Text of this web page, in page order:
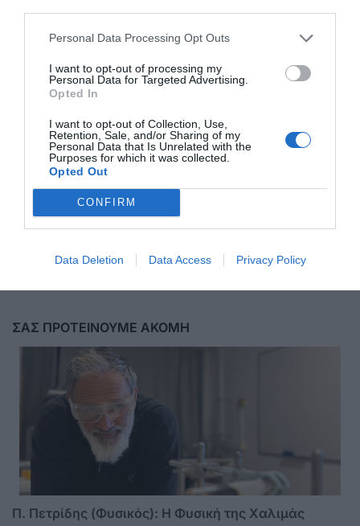
Personal Data Processing Opt Outs
I want to opt-out of processing my
Personal Data for Targeted Advertising.
Opted In
I want to opt-out of Collection, Use,
Retention, Sale, and/or Sharing of my
Personal Data that Is Unrelated with the
Purposes for which it was collected.
Opted Out
CONFIRM
Data Deletion Data Access Privacy Policy
Αποστολή
ΣΑΣ ΠΡΟΤΕΙΝΟΥΜΕ ΑΚΟΜΗ
Π. Πετρίδης (Φυσικός): Η Φυσική της Χαλιμάς